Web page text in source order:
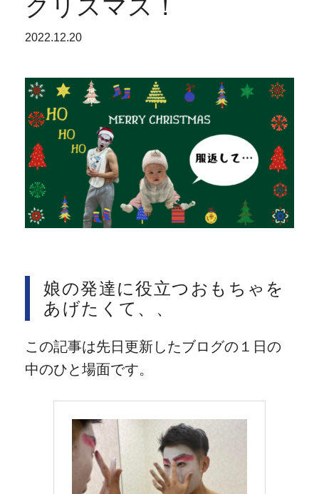
クリスマス！
2022.12.20
娘の発達に役立つおもちゃを
あげたくて、、
この記事は先日更新したブログの１日の
中のひと場面です。